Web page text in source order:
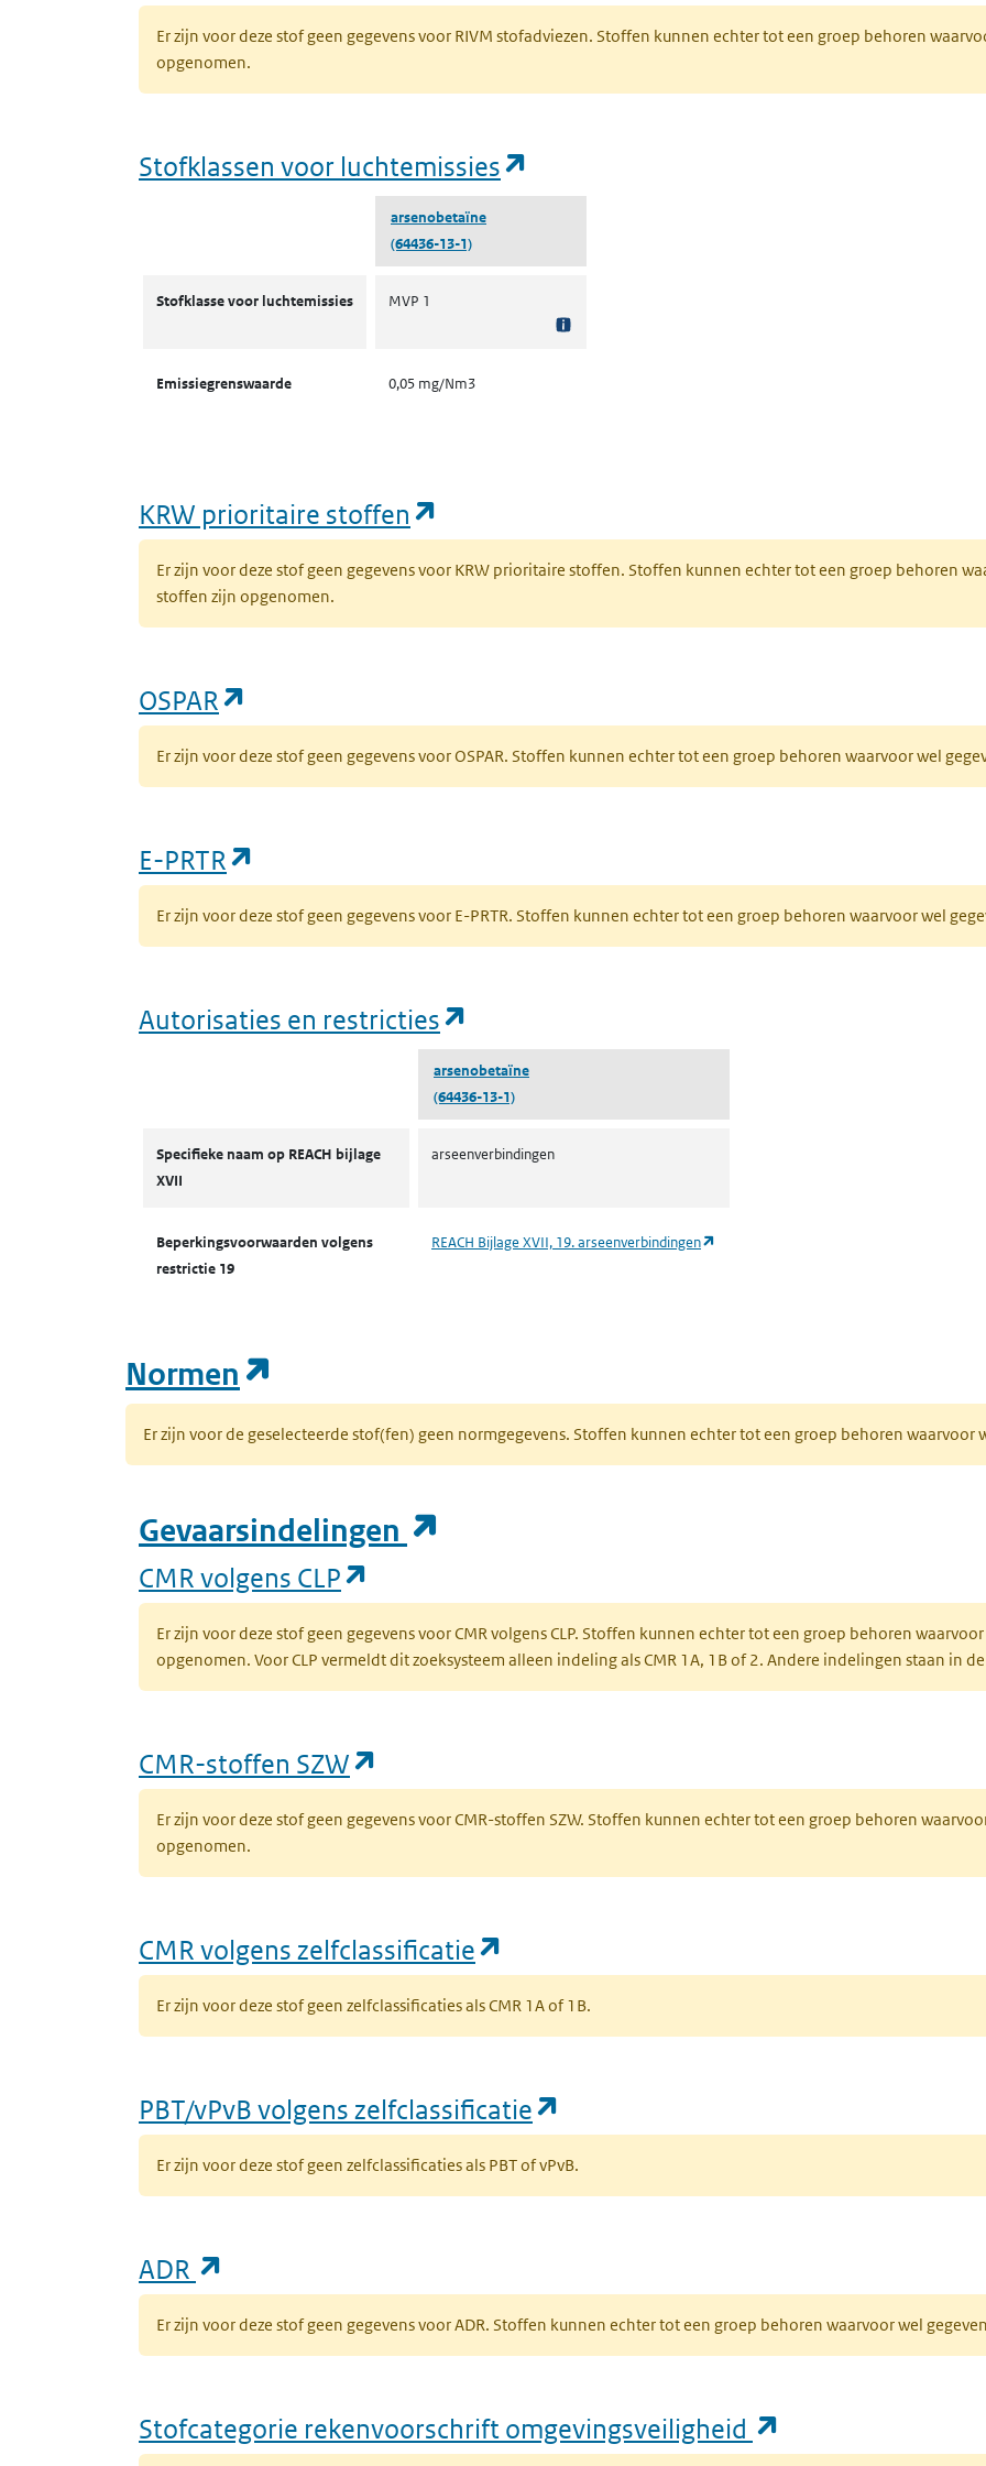
Er zijn voor deze stof geen gegevens voor RIVM stofadviezen. Stoffen kunnen echter tot een groep behoren
opgenomen.
Stofklassen voor luchtemissies
arsenobetaïne
(64436-13-1)
Stofklasse voor luchtemissies MVP 1
Emissiegrenswaarde 0,05 mg/Nm3
KRW prioritaire stoffen
Er zijn voor deze stof geen gegevens voor KRW prioritaire stoffen. Stoffen kunnen echter tot een groep behoren
stoffen zijn opgenomen.
OSPAR
Er zijn voor deze stof geen gegevens voor OSPAR. Stoffen kunnen echter tot een groep behoren waarvoor wel
E-PRTR
Er zijn voor deze stof geen gegevens voor E-PRTR. Stoffen kunnen echter tot een groep behoren waarvoor wel
Autorisaties en restricties
arsenobetaïne
(64436-13-1)
Specifieke naam op REACH bijlage
XVII
arseenverbindingen
Beperkingsvoorwaarden volgens
restrictie 19
REACH Bijlage XVII, 19. arseenverbindingen
Normen
Er zijn voor de geselecteerde stof(fen) geen normgegevens. Stoffen kunnen echter tot een groep behoren waarvoor
Gevaarsindelingen
CMR volgens CLP
Er zijn voor deze stof geen gegevens voor CMR volgens CLP. Stoffen kunnen echter tot een groep behoren
opgenomen. Voor CLP vermeldt dit zoeksysteem alleen indeling als CMR 1A, 1B of 2. Andere indelingen staan in
CMR-stoffen SZW
Er zijn voor deze stof geen gegevens voor CMR-stoffen SZW. Stoffen kunnen echter tot een groep behoren
opgenomen.
CMR volgens zelfclassificatie
Er zijn voor deze stof geen zelfclassificaties als CMR 1A of 1B.
PBT/vPvB volgens zelfclassificatie
Er zijn voor deze stof geen zelfclassificaties als PBT of vPvB.
ADR
Er zijn voor deze stof geen gegevens voor ADR. Stoffen kunnen echter tot een groep behoren waarvoor wel
Stofcategorie rekenvoorschrift omgevingsveiligheid